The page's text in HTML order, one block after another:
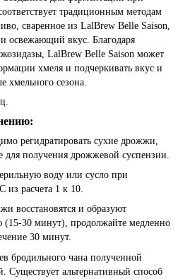
традиционным методам
сваренное из LalBrew Belle Saison,
освежающий вкус. Благодаря
LalBrew Belle Saison может
хмеля и подчеркивать вкус и
хмельного сезона.
регидратировать сухие дрожжи,
для получения дрожжевой суспензии.
воду или сусло при
из расчета 1 к 10.
восстановятся и образуют
30 минут), продолжайте медленно
30 минут.
бродильного чана полученной
Существует альтернативный способ